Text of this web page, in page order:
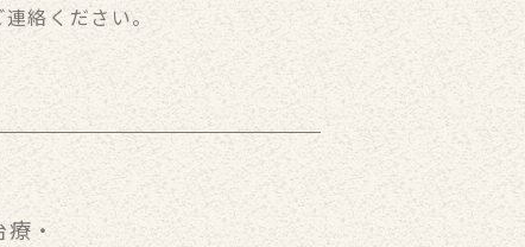
絡ください。
療 ・